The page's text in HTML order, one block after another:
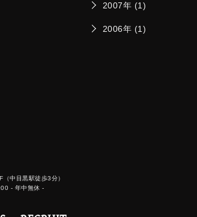
2007年 (1)
2006年 (1)
中目黒駅徒歩3分）
- 年中無休 -